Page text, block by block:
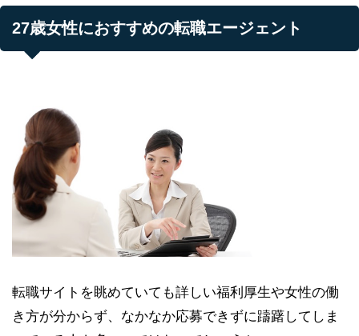
27歳女性におすすめの転職エージェント
転職サイトを眺めていても詳しい福利厚生や女性の働
き方が分からず、なかなか応募できずに躊躇してしま